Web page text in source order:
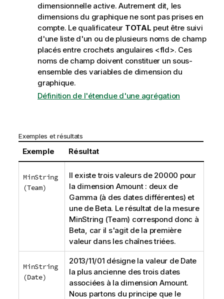
dimensionnelle active. Autrement dit, les
dimensions du graphique ne sont pas prises en
compte. Le qualificateur TOTAL peut être suivi
d'une liste d'un ou de plusieurs noms de champ
placés entre crochets angulaires <fld>. Ces
noms de champ doivent constituer un sous-
ensemble des variables de dimension du
graphique.
Définition de l'étendue d'une agrégation
Exemples et résultats
Exemple Résultat
MinString
(Team)
Il existe trois valeurs de 20000 pour
la dimension Amount: deux de
Gamma (à des dates différentes) et
une de Beta. Le résultat de la mesure
MinString (Team) correspond donc à
Beta , car il s'agit de la première
valeur dans les chaînes triées.
MinString
(Date)
2013/11/01 désigne la valeur de Date
la plus ancienne des trois dates
associées à la dimension Amount.
Nous partons du principe que le